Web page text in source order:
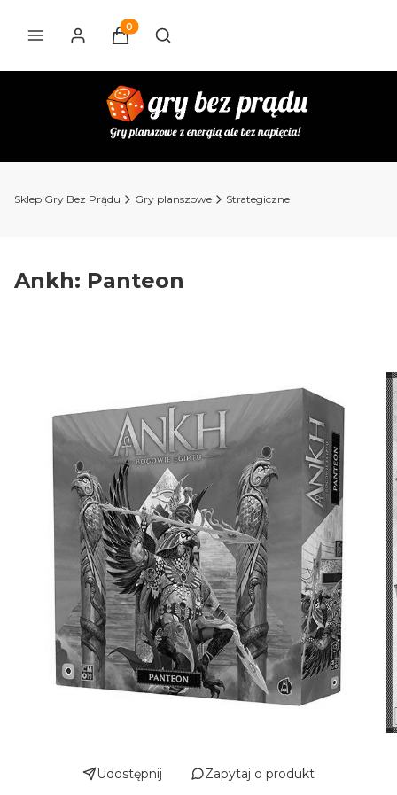
Produkty w koszyku: 0. Zobacz szczegóły
Otwórz wyszukiwarkę
Sklep Gry Bez Prądu Gry planszowe Strategiczne
Ankh: Panteon
Udostępnij Zapytaj o produkt